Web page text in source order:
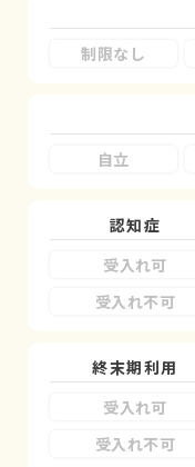
制限なし
自立
認知症
受入れ可
受入れ不可
終末期利用
受入れ可
受入れ不可